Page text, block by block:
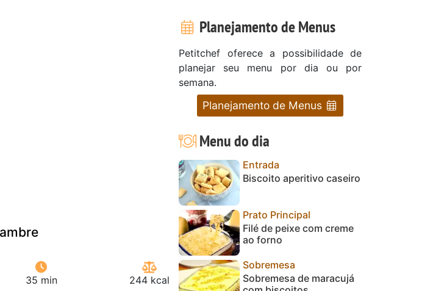
35 min 244 kcal
Planejamento de Menus
Petitchef oferece a possibilidade de
planejar seu menu por dia ou por
semana.
Planejamento de Menus
Menu do dia
Entrada
Biscoito aperitivo caseiro
Prato Principal
Filé de peixe com creme
ao forno
Sobremesa
Sobremesa de maracujá